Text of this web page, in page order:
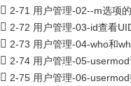
2-71 用户管理-02--m选项
2-72 用户管理-03-id查看
2-73 用户管理-04-who和
2-74 用户管理-05-
2-75 用户管理-06-